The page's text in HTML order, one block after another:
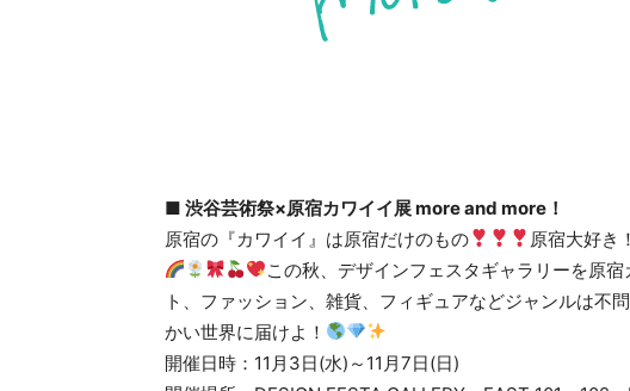
■ 渋谷芸術祭×原宿カワイイ展 more and more！
原宿の『カワイイ』は原宿だけのもの
原宿大好き
この秋、デザインフェスタギャラリーを原
ト、ファッション、雑貨、フィギュアなどジャンルは不問
かい世界に届けよ！
開催日時：11月3日(水)～11月7日(日)